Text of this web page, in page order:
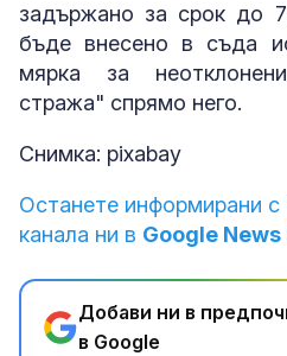
задържано за срок до
бъде внесено в съда
мярка за
стража" спрямо него.
Снимка: pixabay
Останете информирани с
канала ни в Google
Добави ни в
в Google